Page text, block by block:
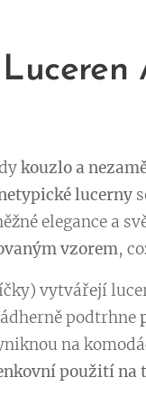
kouzlo a
lucerny
elegance a
vzorem,
vytvářejí
podtrhne
na
použití na